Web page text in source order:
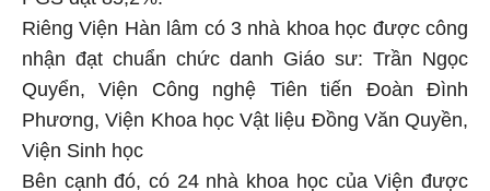
Riêng Viện Hàn lâm có 3 nhà khoa học được công
nhận đạt chuẩn chức danh Giáo sư: Trần Ngọc
Quyển, Viện Công nghệ Tiên tiến Đoàn Đình
Phương, Viện Khoa học Vật liệu Đồng Văn Quyền,
Viện Sinh học
Bên cạnh đó, có 24 nhà khoa học của Viện được